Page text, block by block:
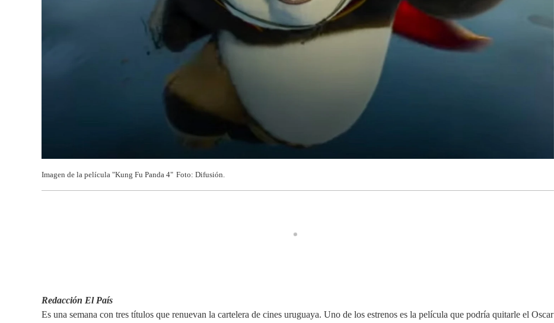
Imagen de la película "Kung Fu Panda 4" Foto: Difusión.
Redacción El País
Es una semana con tres títulos que renuevan la cartelera de cines uruguaya. Uno de los estrenos es la película que podría quitarle el Oscar